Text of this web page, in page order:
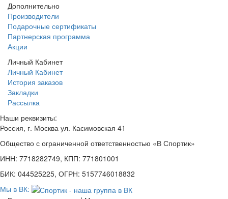
Дополнительно
Производители
Подарочные сертификаты
Партнерская программа
Акции
Личный Кабинет
Личный Кабинет
История заказов
Закладки
Рассылка
Наши реквизиты:
Россия, г. Москва ул. Касимовская 41
Общество с ограниченной ответственностью «В Спортик»
ИНН: 7718282749, КПП: 771801001
БИК: 044525225, ОГРН: 5157746018832
Мы в ВК: